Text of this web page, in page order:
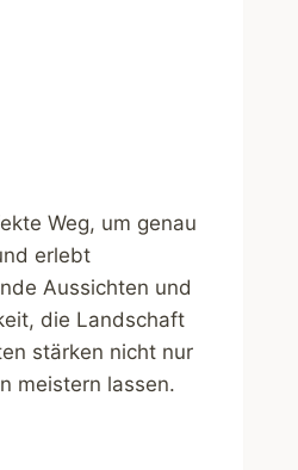
Weg, um genau
erlebt
Aussichten und
die Landschaft
stärken nicht nur
meistern lassen.